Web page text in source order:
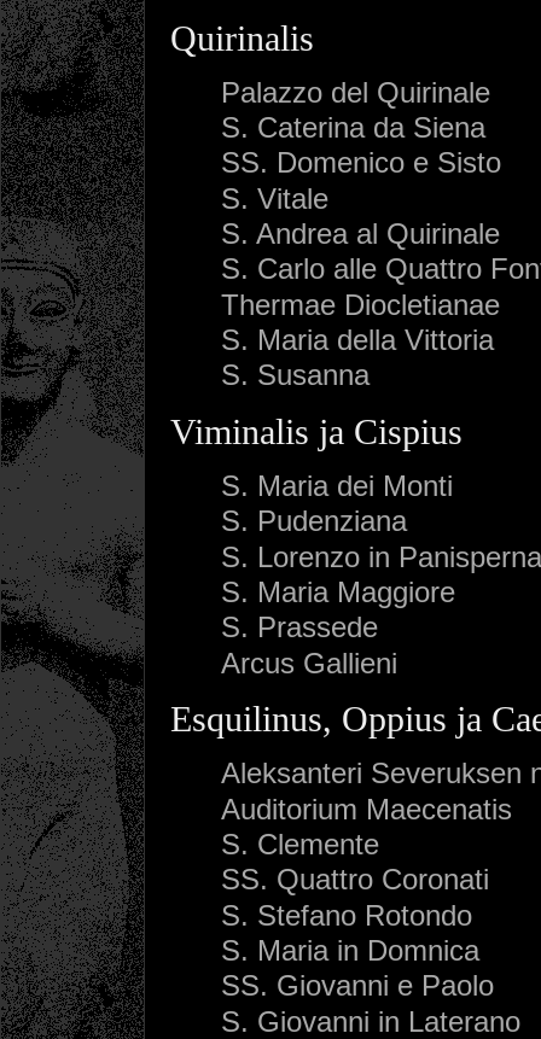
Quirinalis
Palazzo del Quirinale
S. Caterina da Siena
SS. Domenico e Sisto
S. Vitale
S. Andrea al Quirinale
S. Carlo alle Quattro
Thermae Diocletianae
S. Maria della Vittoria
S. Susanna
Viminalis ja Cispius
S. Maria dei Monti
S. Pudenziana
S. Lorenzo in Panisperna
S. Maria Maggiore
S. Prassede
Arcus Gallieni
Esquilinus, Oppius ja
Aleksanteri Severuksen
Auditorium Maecenatis
S. Clemente
SS. Quattro Coronati
S. Stefano Rotondo
S. Maria in Domnica
SS. Giovanni e Paolo
S. Giovanni in Laterano